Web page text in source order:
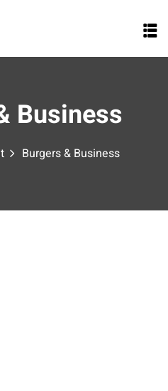
Business
Burgers & Business